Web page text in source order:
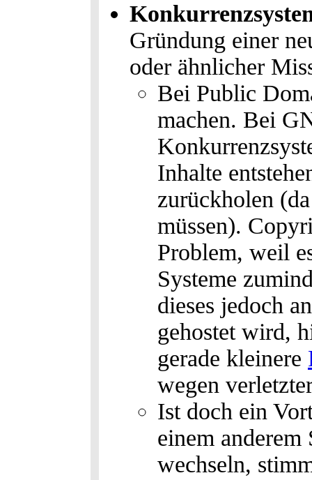
Gründung einer
oder ähnlicher
Bei Public
machen. Bei
Inhalte
zurückholen
müssen).
Problem, weil
Systeme
dieses jedoch
gehostet wird,
gerade kleinere
wegen
Ist doch ein
einem
wechseln,